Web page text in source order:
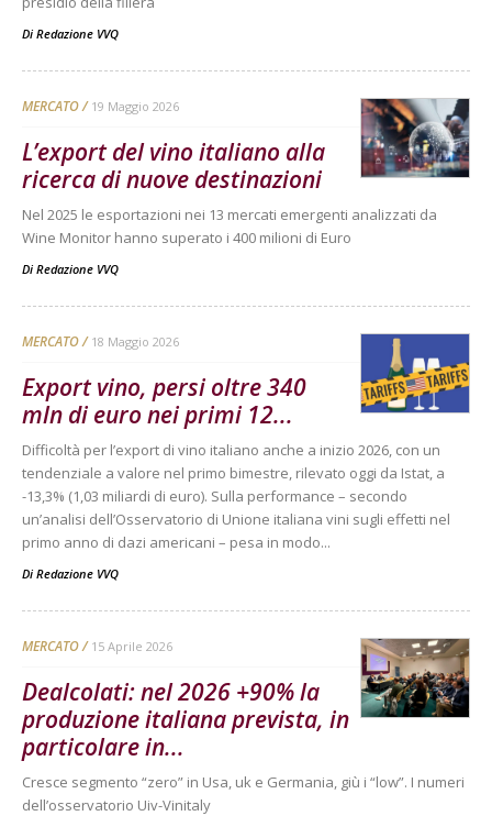
Di Redazione VVQ
MERCATO 19 Maggio 2026
L’export del vino italiano alla
ricerca di nuove destinazioni
Nel 2025 le esportazioni nei 13 mercati emergenti analizzati da
Wine Monitor hanno superato i 400 milioni di Euro
Di Redazione VVQ
MERCATO 18 Maggio 2026
Export vino, persi oltre 340
mln di euro nei primi 12...
Difficoltà per l’export di vino italiano anche a inizio 2026, con un
tendenziale a valore nel primo bimestre, rilevato oggi da Istat, a
-13,3% (1,03 miliardi di euro). Sulla performance – secondo
un’analisi dell’Osservatorio di Unione italiana vini sugli effetti nel
primo anno di dazi americani – pesa in modo...
Di Redazione VVQ
MERCATO 15 Aprile 2026
Dealcolati: nel 2026 +90% la
produzione italiana prevista, in
particolare in...
Cresce segmento “zero” in Usa, uk e Germania, giù i “low”. I numeri
dell’osservatorio Uiv-Vinitaly